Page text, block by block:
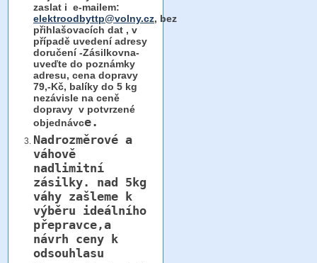
zaslat i e-mailem:
elektroodbyttp@volny.cz, bez
přihlašovacích dat , v
případě uvedení adresy
doručení -Zásilkovna-
uveďte do poznámky
adresu, cena dopravy
79,-Kč, balíky do 5 kg
nezávisle na ceně
dopravy v potvrzené
objednávce.
Nadrozměrové a
váhově
nadlimitní
zásilky. nad 5kg
váhy zašleme k
výběru ideálního
přepravce,a
návrh ceny k
odsouhlasu